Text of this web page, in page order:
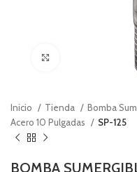
Inicio Tienda
Bomba
Acero 10 Pulgadas
SP-125
BOMBA